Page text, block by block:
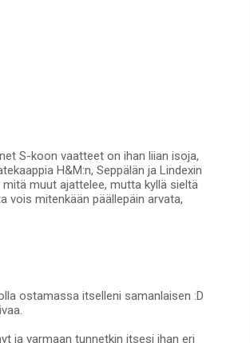
S-koon vaatteet on ihan liian isoja,
H&M:n, Seppälän ja Lindexin
muut ajattelee, mutta kyllä sieltä
vois mitenkään päällepäin arvata,
ostamassa itselleni samanlaisen :D
ja varmaan tunnetkin itsesi ihan eri